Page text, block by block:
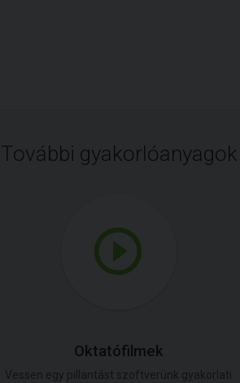
További gyakorlóanyagok
Oktatófilmek